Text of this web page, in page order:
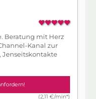
Beratung mit Herz
Kanal zur
Jenseitskontakte
(2,11 €/min*)